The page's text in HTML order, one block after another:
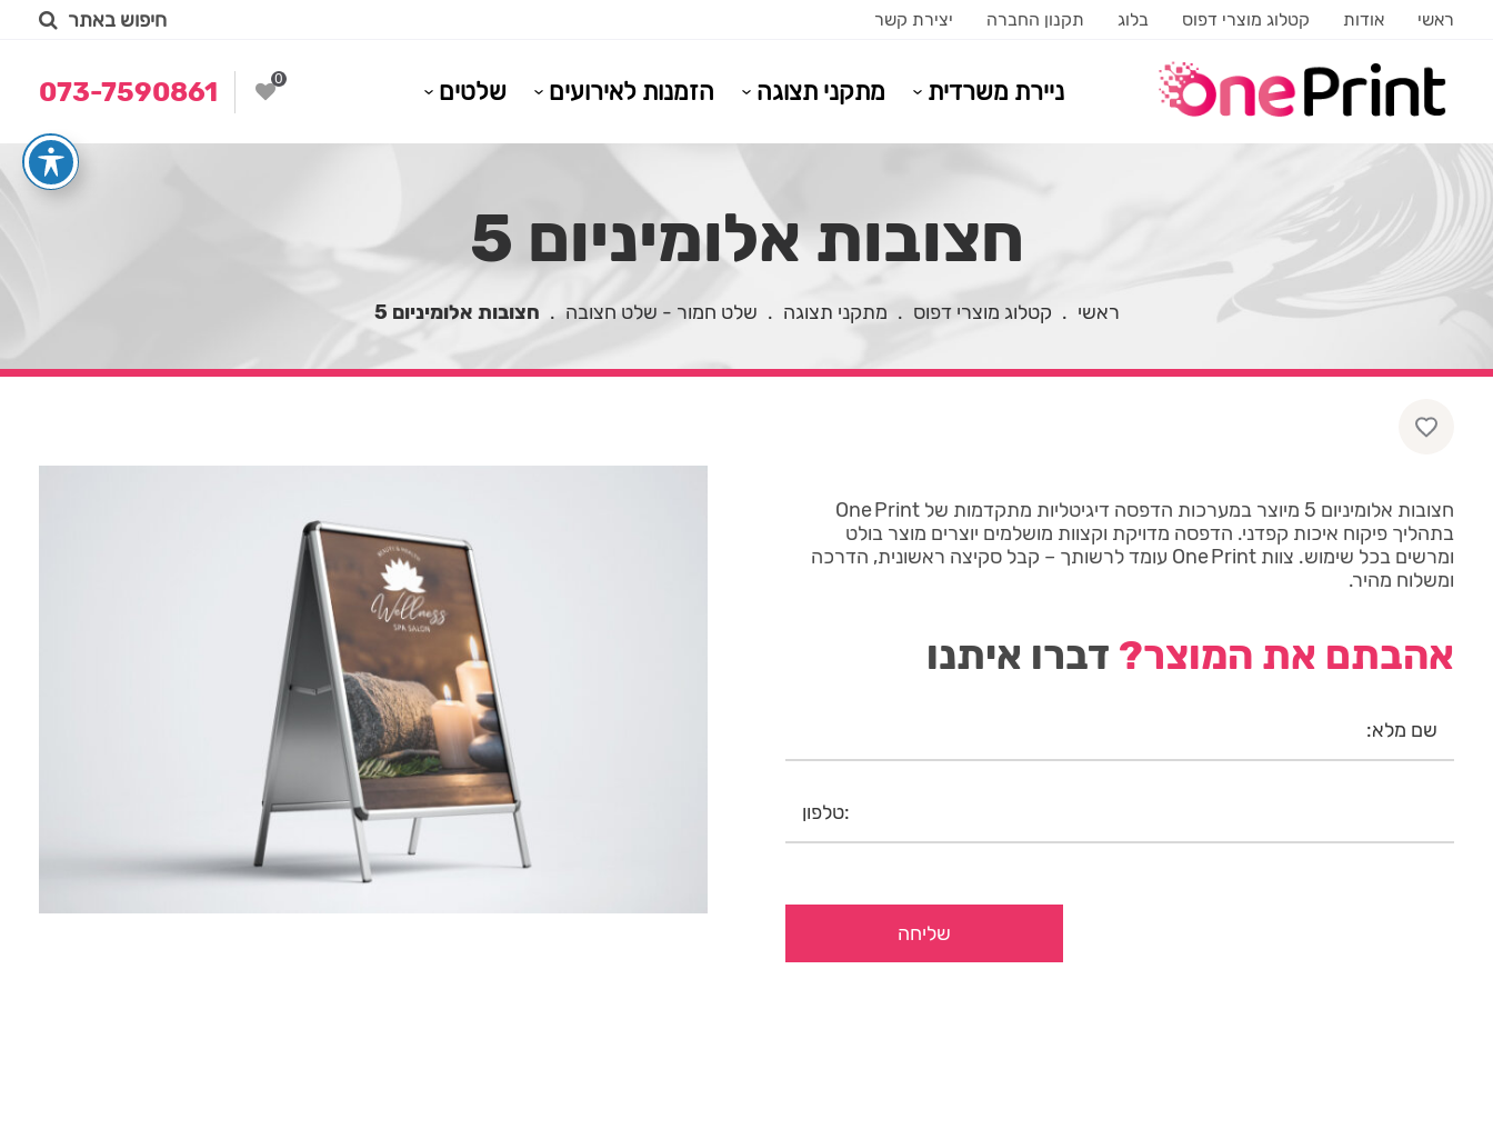
ראשי אודות קטלוג מוצרי דפוס בלוג תקנון החברה יצירת קשר חיפוש באתר
ניירת משרדית מתקני תצוגה הזמנות לאירועים שלטים 0
073-7590861
חצובות אלומיניום 5
ראשי . קטלוג מוצרי דפוס . מתקני תצוגה . שלט חמור - שלט חצובה . חצובות אלומיניום 5
חצובות אלומיניום 5 מיוצר במערכות הדפסה דיגיטליות מתקדמות של One Print
בתהליך פיקוח איכות קפדני. הדפסה מדויקת וקצוות מושלמים יוצרים מוצר בולט
ומרשים בכל שימוש. צוות One Print עומד לרשותך – קבל סקיצה ראשונית, הדרכה
ומשלוח מהיר.
אהבתם את המוצר? דברו איתנו